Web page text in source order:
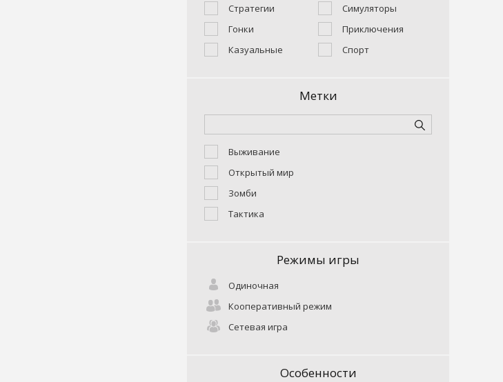
Стратегии
Симуляторы
Гонки
Приключения
Казуальные
Спорт
Метки
Выживание
Открытый мир
Зомби
Тактика
Режимы игры
Одиночная
Кооперативный режим
Сетевая игра
Особенности